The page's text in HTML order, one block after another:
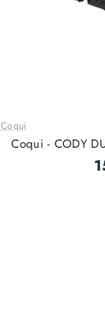
Coqui
Coqui - CODY